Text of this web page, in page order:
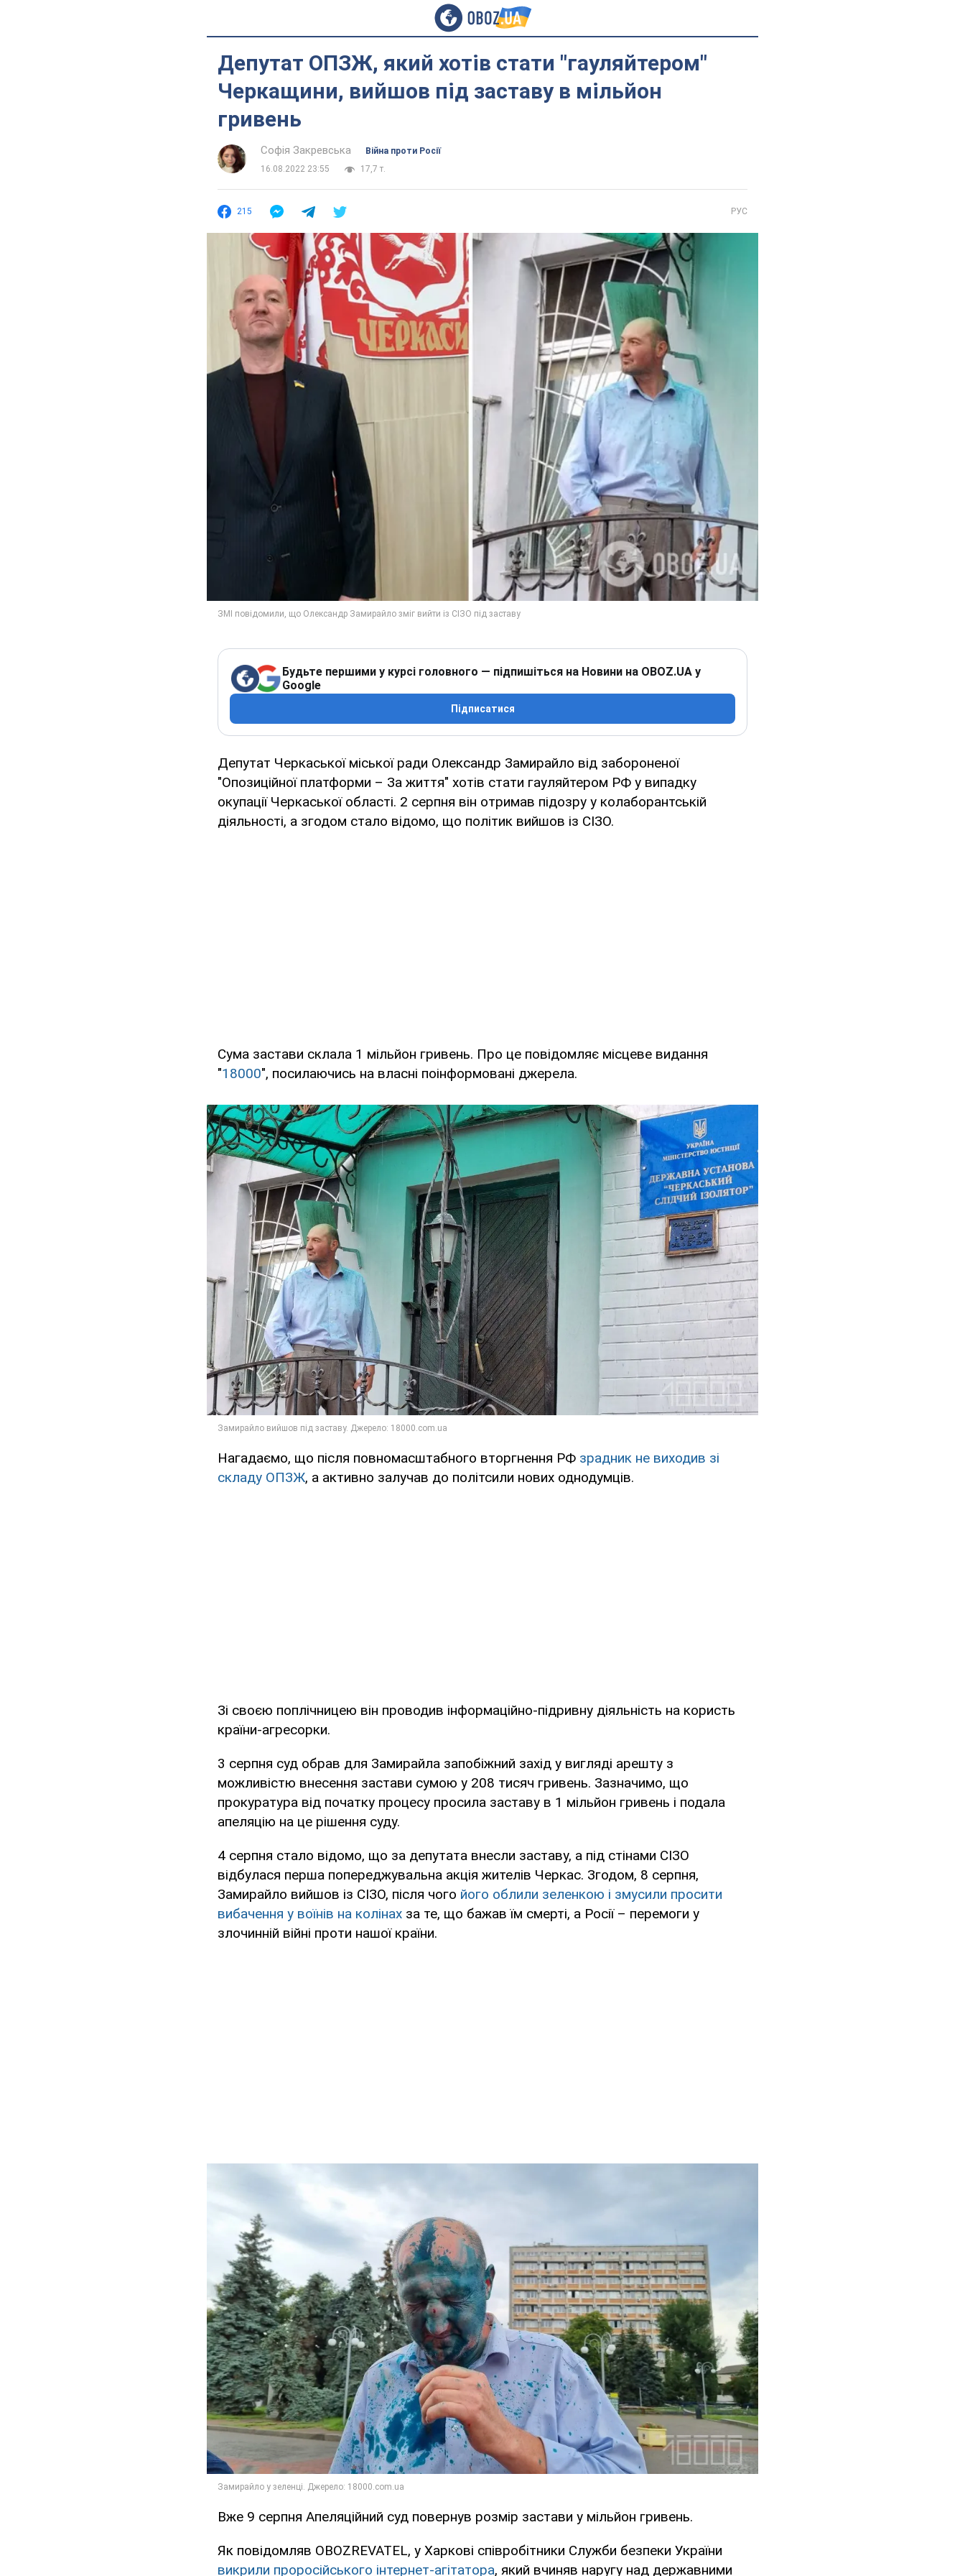
Депутат ОПЗЖ, який хотів стати "гауляйтером"
Черкащини, вийшов під заставу в мільйон
гривень
Софія Закревська
Війна проти Росії
16.08.2022 23:55
17,7 т.
215 РУС
Будьте першими у курсі головного — підпишіться на Новини на OBOZ.UA у
Google
Підписатися
Депутат Черкаської міської ради Олександр Замирайло від забороненої
"Опозиційної платформи – За життя" хотів стати гауляйтером РФ у випадку
окупації Черкаської області. 2 серпня він отримав підозру у колаборантській
діяльності, а згодом стало відомо, що політик вийшов із СІЗО.
Сума застави склала 1 мільйон гривень. Про це повідомляє місцеве видання
"18000", посилаючись на власні поінформовані джерела.
Нагадаємо, що після повномасштабного вторгнення РФ зрадник не виходив зі
складу ОПЗЖ, а активно залучав до політсили нових однодумців.
Зі своєю поплічницею він проводив інформаційно-підривну діяльність на користь
країни-агресорки.
3 серпня суд обрав для Замирайла запобіжний захід у вигляді арешту з
можливістю внесення застави сумою у 208 тисяч гривень. Зазначимо, що
прокуратура від початку процесу просила заставу в 1 мільйон гривень і подала
апеляцію на це рішення суду.
4 серпня стало відомо, що за депутата внесли заставу, а під стінами СІЗО
відбулася перша попереджувальна акція жителів Черкас. Згодом, 8 серпня,
Замирайло вийшов із СІЗО, після чого його облили зеленкою і змусили просити
вибачення у воїнів на колінах за те, що бажав їм смерті, а Росії – перемоги у
злочинній війні проти нашої країни.
Вже 9 серпня Апеляційний суд повернув розмір застави у мільйон гривень.
Як повідомляв OBOZREVATEL, у Харкові співробітники Служби безпеки України
викрили проросійського інтернет-агітатора, який вчиняв наругу над державними